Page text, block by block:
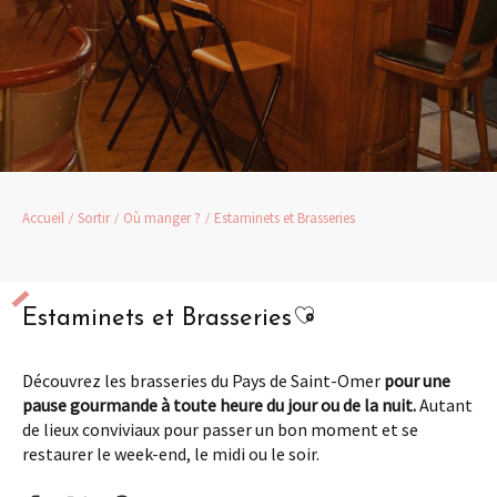
Accueil Sortir Où manger ? Estaminets et Brasseries
Estaminets et BrasseriesAjouter aux
Découvrez les brasseries du Pays de Saint-Omer pour une
pause gourmande à toute heure du jour ou de la nuit.Autant
de lieux conviviaux pour passer un bon moment et se
restaurer le week-end, le midi ou le soir.